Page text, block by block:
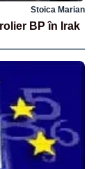
Stoica Marian
BP în Irak